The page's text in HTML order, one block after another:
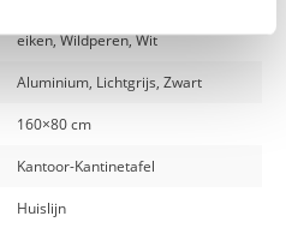
eiken, Wildperen, Wit
Aluminium, Lichtgrijs, Zwart
160×80 cm
Kantoor-Kantinetafel
Huislijn